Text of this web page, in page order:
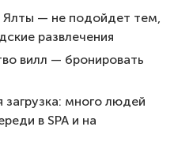
Ялты — не подойдет тем,
развлечения
вилл — бронировать
загрузка: много людей
в SPA и на